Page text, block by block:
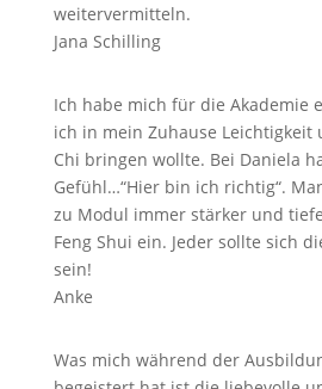
weitervermitteln.
Jana Schilling
Ich habe mich für die Akademie
ich in mein Zuhause Leichtigkeit
Chi bringen wollte. Bei Daniela
Gefühl…“Hier bin ich richtig“.
zu Modul immer stärker und
Feng Shui ein. Jeder sollte sich
sein!
Anke
Was mich während der